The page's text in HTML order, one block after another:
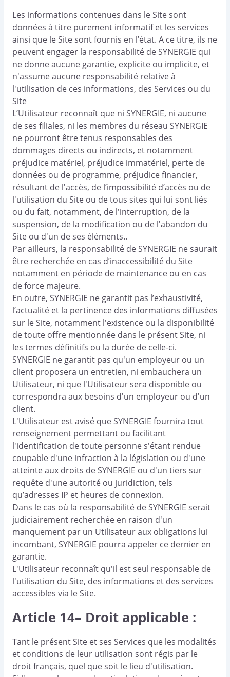
Les informations contenues dans le Site sont
données à titre purement informatif et les services
ainsi que le Site sont fournis en l’état. A ce titre, ils ne
peuvent engager la responsabilité de SYNERGIE qui
ne donne aucune garantie, explicite ou implicite, et
n'assume aucune responsabilité relative à
l'utilisation de ces informations, des Services ou du
Site
L’Utilisateur reconnaît que ni SYNERGIE, ni aucune
de ses filiales, ni les membres du réseau SYNERGIE
ne pourront être tenus responsables des
dommages directs ou indirects, et notamment
préjudice matériel, préjudice immatériel, perte de
données ou de programme, préjudice financier,
résultant de l'accès, de l’impossibilité d’accès ou de
l'utilisation du Site ou de tous sites qui lui sont liés
ou du fait, notamment, de l'interruption, de la
suspension, de la modification ou de l'abandon du
Site ou d'un de ses éléments..
Par ailleurs, la responsabilité de SYNERGIE ne saurait
être recherchée en cas d’inaccessibilité du Site
notamment en période de maintenance ou en cas
de force majeure.
En outre, SYNERGIE ne garantit pas l’exhaustivité,
l’actualité et la pertinence des informations diffusées
sur le Site, notamment l'existence ou la disponibilité
de toute offre mentionnée dans le présent Site, ni
les termes définitifs ou la durée de celle-ci.
SYNERGIE ne garantit pas qu'un employeur ou un
client proposera un entretien, ni embauchera un
Utilisateur, ni que l'Utilisateur sera disponible ou
correspondra aux besoins d'un employeur ou d'un
client.
L'Utilisateur est avisé que SYNERGIE fournira tout
renseignement permettant ou facilitant
l'identification de toute personne s'étant rendue
coupable d'une infraction à la législation ou d'une
atteinte aux droits de SYNERGIE ou d'un tiers sur
requête d'une autorité ou juridiction, tels
qu’adresses IP et heures de connexion.
Dans le cas où la responsabilité de SYNERGIE serait
judiciairement recherchée en raison d'un
manquement par un Utilisateur aux obligations lui
incombant, SYNERGIE pourra appeler ce dernier en
garantie.
L'Utilisateur reconnaît qu'il est seul responsable de
l'utilisation du Site, des informations et des services
accessibles via le Site.
Article 14– Droit applicable :
Tant le présent Site et ses Services que les modalités
et conditions de leur utilisation sont régis par le
droit français, quel que soit le lieu d'utilisation.